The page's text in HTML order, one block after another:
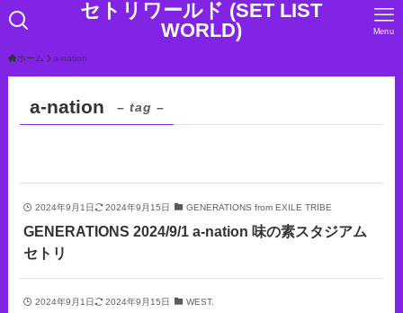
セトリワールド (SET LIST
WORLD)
Menu
ホーム a-nation
a-nation – tag –
2024年9月1日 2024年9月15日 GENERATIONS from EXILE TRIBE
GENERATIONS 2024/9/1 a-nation 味の素スタジアム
セトリ
2024年9月1日 2024年9月15日 WEST.